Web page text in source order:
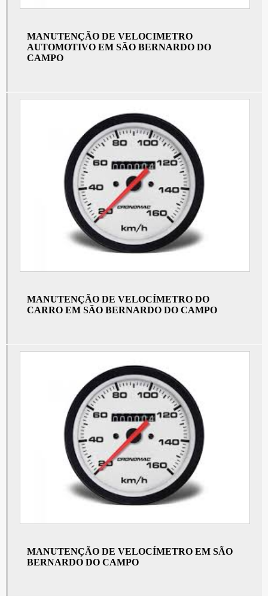
Tacógrafo preço
Sensor do câmbio em São Bernardo do Campo
Sensor do câmbio em São Paulo
Tacografo analógico
Sensor de velocidade em São Bernardo do Campo
Sensor de velocidade em São Paulo
Tacografo caminhao preço
Sensor de velocímetro em São Bernardo do Campo
Tacografo eletrônico
Preço de tacógrafo para caminhão
Sensor de velocidade automotivo em São Bernardo do Campo
Sensor de velocidade automotivo em São Paulo
Tacografo a venda
Tacografo digital volvo
Painel de instrumentos
Sensor de velocidade preço em São Bernardo do Campo
Painel de instrumento digital
MANUTENÇÃO DE VELOCIMETRO
AUTOMOTIVO EM SÃO BERNARDO DO
CAMPO
MANUTENÇÃO DE VELOCÍMETRO DO
CARRO EM SÃO BERNARDO DO CAMPO
MANUTENÇÃO DE VELOCÍMETRO EM SÃO
BERNARDO DO CAMPO